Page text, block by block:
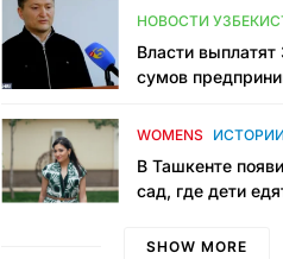
НОВОСТИ
Власти
сумов
тюрьме по
WOMENS
В Ташкенте
сад, где дети
мама, которая
SHOW MORE